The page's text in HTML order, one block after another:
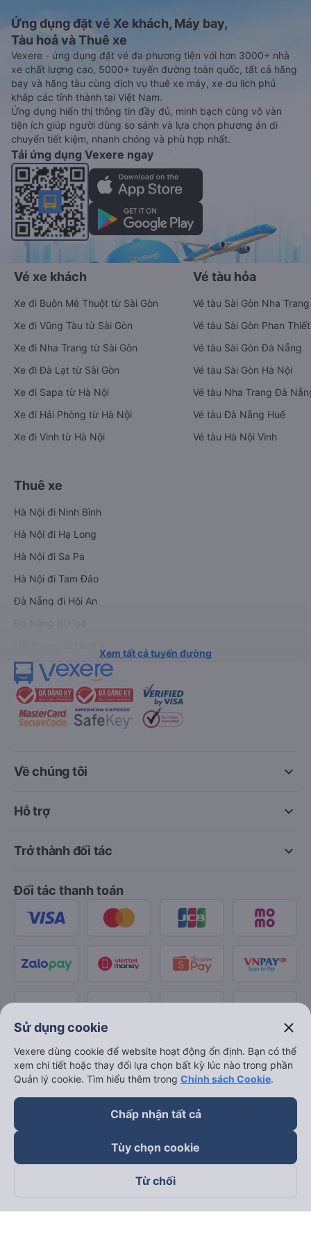
Ứng dụng đặt vé Xe khách, Máy bay,
Tàu hoả và Thuê xe
Vexere - ứng dụng đặt vé đa phương tiện với hơn 3000+ nhà
xe chất lượng cao, 5000+ tuyến đường toàn quốc, tất cả hãng
bay và hãng tàu cùng dịch vụ thuê xe máy, xe du lịch phủ
khắp các tỉnh thành tại Việt Nam.
Ứng dụng hiển thị thông tin đầy đủ, minh bạch cùng vô vàn
tiện ích giúp người dùng so sánh và lựa chọn phương án di
chuyển tiết kiệm, nhanh chóng và phù hợp nhất.
Tải ứng dụng Vexere ngay
Vé xe khách
Xe đi Buôn Mê Thuột từ Sài Gòn
Xe đi Vũng Tàu từ Sài Gòn
Xe đi Nha Trang từ Sài Gòn
Xe đi Đà Lạt từ Sài Gòn
Xe đi Sapa từ Hà Nội
Xe đi Hải Phòng từ Hà Nội
Xe đi Vinh từ Hà Nội
Vé tàu hỏa
Vé tàu Sài Gòn Nha Trang
Vé tàu Sài Gòn Phan Thiết
Vé tàu Sài Gòn Đà Nẵng
Vé tàu Sài Gòn Hà Nội
Vé tàu Nha Trang Đà
Vé tàu Đà Nẵng Huế
Vé tàu Hà Nội Vinh
Thuê xe
Hà Nội đi Ninh Bình
Hà Nội đi Hạ Long
Hà Nội đi Sa Pa
Hà Nội đi Tam Đảo
Đà Nẵng đi Hội An
Xem tất cả tuyến đường
keyboard_arrow_down
Về chúng tôi
keyboard_arrow_down
Hỗ trợ
keyboard_arrow_down
Trở thành đối tác
Đối tác thanh toán
Theo dõi chúng tôi trên
Sử dụng cookie close
Vexere dùng cookie để website hoạt động ổn định. Bạn có thể
xem chi tiết hoặc thay đổi lựa chọn bất kỳ lúc nào trong phần
Quản lý cookie. Tìm hiểu thêm trong Chính sách Cookie.
Chấp nhận tất cả
Tùy chọn cookie
Từ chối